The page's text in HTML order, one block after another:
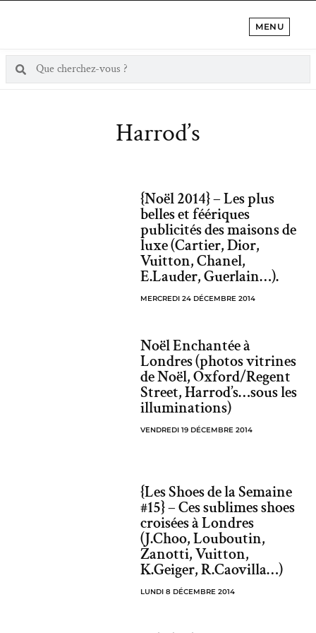
MENU
Harrod’s
{Noël 2014} – Les plus
belles et féériques
publicités des maisons de
luxe (Cartier, Dior,
Vuitton, Chanel,
E.Lauder, Guerlain…).
MERCREDI 24 DÉCEMBRE 2014
Noël Enchantée à
Londres (photos vitrines
de Noël, Oxford/Regent
Street, Harrod’s…sous les
illuminations)
VENDREDI 19 DÉCEMBRE 2014
{Les Shoes de la Semaine
#15} – Ces sublimes shoes
croisées à Londres
(J.Choo, Louboutin,
Zanotti, Vuitton,
K.Geiger, R.Caovilla…)
LUNDI 8 DÉCEMBRE 2014